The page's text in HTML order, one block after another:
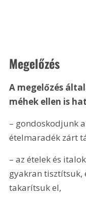
Megelőzés
A megelőzés
méhek ellen is
– gondoskodjunk
ételmaradék zárt
– az ételek és
gyakran tisztítsuk,
takarítsuk el,